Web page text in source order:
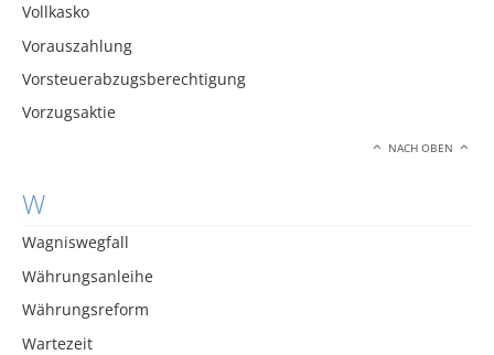
Vollkasko
Vorauszahlung
Vorsteuerabzugsberechtigung
Vorzugsaktie
NACH OBEN
W
Wagniswegfall
Währungsanleihe
Währungsreform
Wartezeit